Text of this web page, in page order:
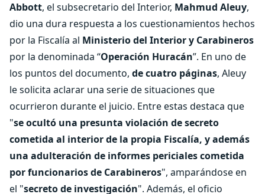
Abbott, el subsecretario del Interior, Mahmud Aleuy,
dio una dura respuesta a los cuestionamientos hechos
por la Fiscalía al Ministerio del Interior y Carabineros
por la denominada “Operación Huracán”. En uno de
los puntos del documento, de cuatro páginas, Aleuy
le solicita aclarar una serie de situaciones que
ocurrieron durante el juicio. Entre estas destaca que
"se ocultó una presunta violación de secreto
cometida al interior de la propia Fiscalía, y además
una adulteración de informes periciales cometida
por funcionarios de Carabineros", amparándose en
el "secreto de investigación". Además, el oficio